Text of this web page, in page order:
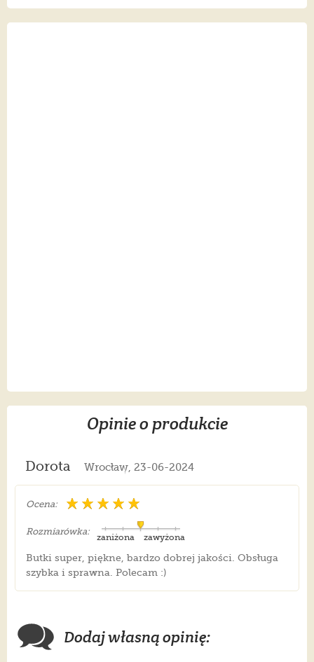
Opinie o produkcie
Dorota Wrocław, 23-06-2024
Ocena:
Rozmiarówka:
zawyżona
zaniżona
Butki super, piękne, bardzo dobrej jakości. Obsługa
szybka i sprawna. Polecam :)
Dodaj własną opinię: